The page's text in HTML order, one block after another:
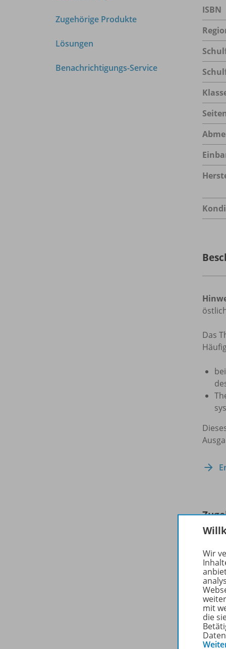
Zugehörige Produkte
Lösungen
Benachrichtigungs-Service
ISBN
Das
Wir
mit
die